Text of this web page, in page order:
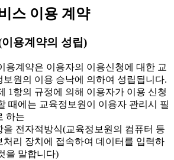
스 이용 계약
용계약의 성립)
용계약은 이용자의 이용신청에 대한 교
보원의 이용 승낙에 의하여 성립됩니다.
1항의 규정에 의해 이용자가 이용 신청
때에는 교육정보원이 이용자 관리시 필
하는
을 전자적방식(교육정보원의 컴퓨터 등
처리 장치에 접속하여 데이터를 입력하
을 말합니다)